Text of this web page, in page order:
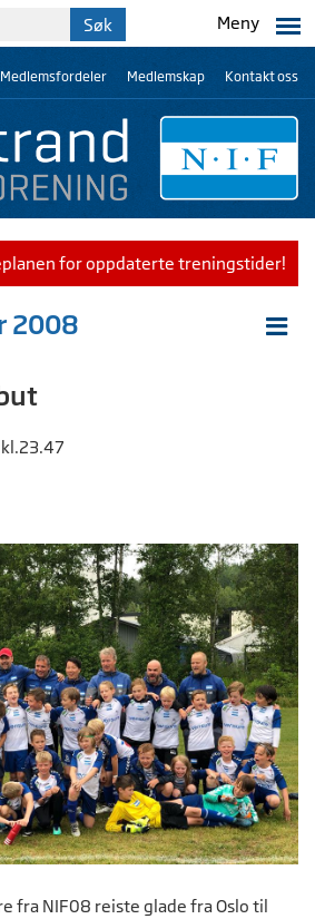
Meny
Medlemsfordeler Medlemskap Kontakt oss
for oppdaterte treningstider!
2008
fra NIF08 reiste glade fra Oslo til